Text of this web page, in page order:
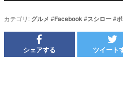
カテゴリ: グルメ #Facebook#スシロー#
シェアする ツイート